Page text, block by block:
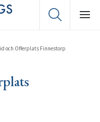
och Offerplats Finnestorp